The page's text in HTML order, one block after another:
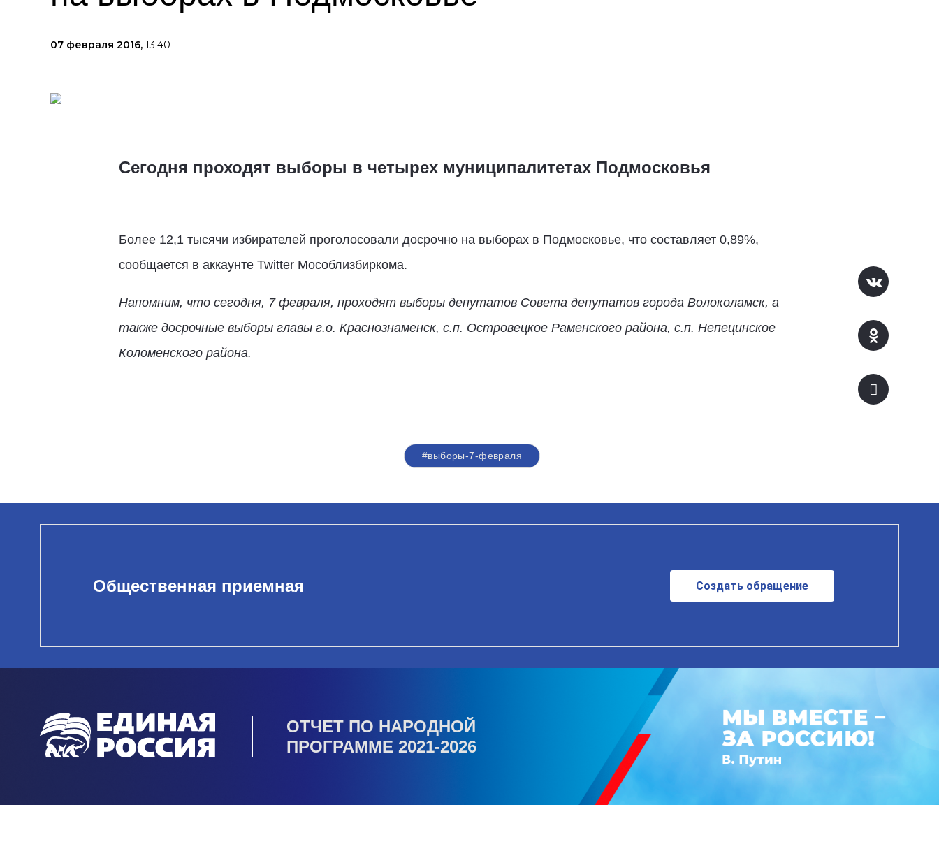
07 февраля 2016, 13:40
Сегодня проходят выборы в четырех муниципалитетах Подмосковья
Более 12,1 тысячи избирателей проголосовали досрочно на выборах в Подмосковье, что составляет 0,89%,
сообщается в аккаунте Twitter Мособлизбиркома.
Напомним, что сегодня, 7 февраля, проходят выборы депутатов Совета депутатов города Волоколамск, а
также досрочные выборы главы г.о. Краснознаменск, с.п. Островецкое Раменского района, с.п. Непецинское
Коломенского района.
#выборы-7-февраля
Общественная приемная Создать обращение
ОТЧЕТ ПО НАРОДНОЙ
ПРОГРАММЕ 2021-2026